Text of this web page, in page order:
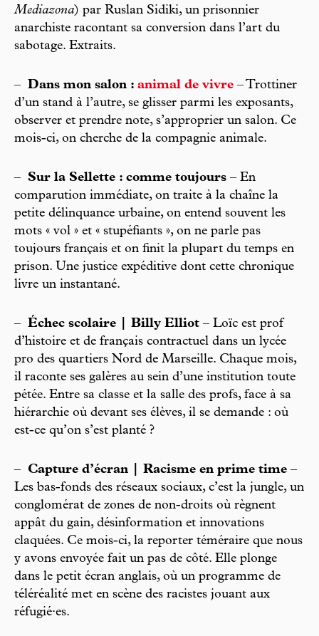
Mediazona) par Ruslan Sidiki, un prisonnier
anarchiste racontant sa conversion dans l’art du
sabotage. Extraits.
– Dans mon salon : animal de vivre – Trottiner
d’un stand à l’autre, se glisser parmi les exposants,
observer et prendre note, s’approprier un salon. Ce
mois-ci, on cherche de la compagnie animale.
– Sur la Sellette : comme toujours – En
comparution immédiate, on traite à la chaîne la
petite délinquance urbaine, on entend souvent les
mots « vol » et « stupéfiants », on ne parle pas
toujours français et on finit la plupart du temps en
prison. Une justice expéditive dont cette chronique
livre un instantané.
– Échec scolaire | Billy Elliot – Loïc est prof
d’histoire et de français contractuel dans un lycée
pro des quartiers Nord de Marseille. Chaque mois,
il raconte ses galères au sein d’une institution toute
pétée. Entre sa classe et la salle des profs, face à sa
hiérarchie où devant ses élèves, il se demande : où
est-ce qu’on s’est planté ?
– Capture d’écran | Racisme en prime time –
Les bas-fonds des réseaux sociaux, c’est la jungle, un
conglomérat de zones de non-droits où règnent
appât du gain, désinformation et innovations
claquées. Ce mois-ci, la reporter téméraire que nous
y avons envoyée fait un pas de côté. Elle plonge
dans le petit écran anglais, où un programme de
téléréalité met en scène des racistes jouant aux
réfugié·es.